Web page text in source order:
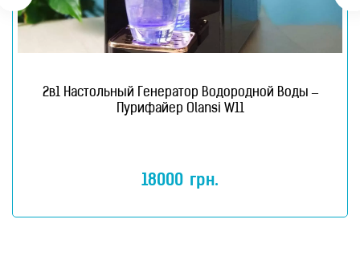
2в1 Настольный Генератор Водородной Воды –
Пурифайер Olansi W11
18000 грн.